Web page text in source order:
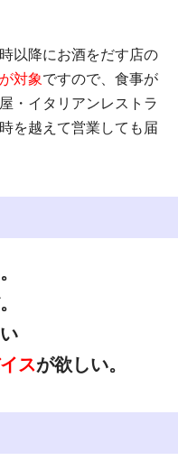
以降にお酒をだす店の
対象ですので、食事が
・イタリアンレストラ
を越えて営業しても届
スが欲しい。